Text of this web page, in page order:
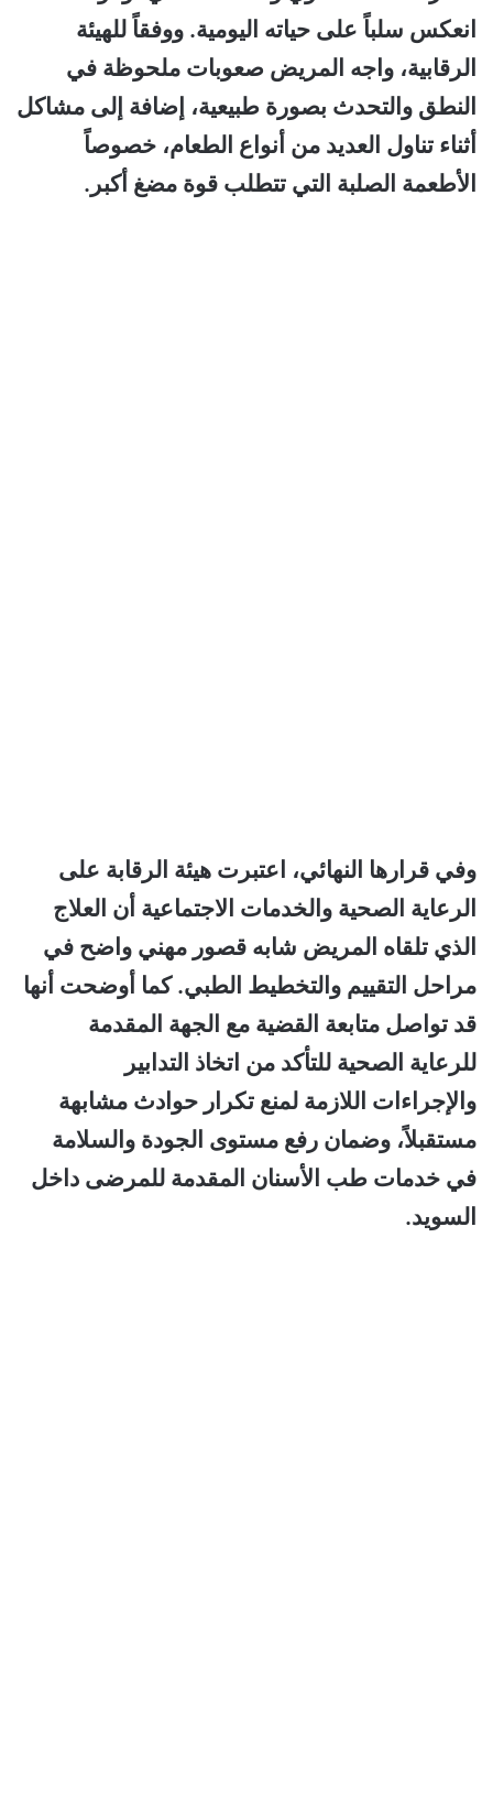
انعكس سلباً على حياته اليومية. ووفقاً للهيئة
الرقابية، واجه المريض صعوبات ملحوظة في
النطق والتحدث بصورة طبيعية، إضافة إلى مشاكل
أثناء تناول العديد من أنواع الطعام، خصوصاً
الأطعمة الصلبة التي تتطلب قوة مضغ أكبر.
وفي قرارها النهائي، اعتبرت هيئة الرقابة على
الرعاية الصحية والخدمات الاجتماعية أن العلاج
الذي تلقاه المريض شابه قصور مهني واضح في
مراحل التقييم والتخطيط الطبي. كما أوضحت أنها
قد تواصل متابعة القضية مع الجهة المقدمة
للرعاية الصحية للتأكد من اتخاذ التدابير
والإجراءات اللازمة لمنع تكرار حوادث مشابهة
مستقبلاً، وضمان رفع مستوى الجودة والسلامة
في خدمات طب الأسنان المقدمة للمرضى داخل
السويد.